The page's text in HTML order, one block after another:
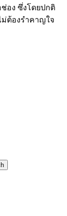
ช่อง ซึ่งโดยปกติ
ต้องรำคาญใจ